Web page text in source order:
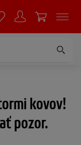
kovov!
pozor.